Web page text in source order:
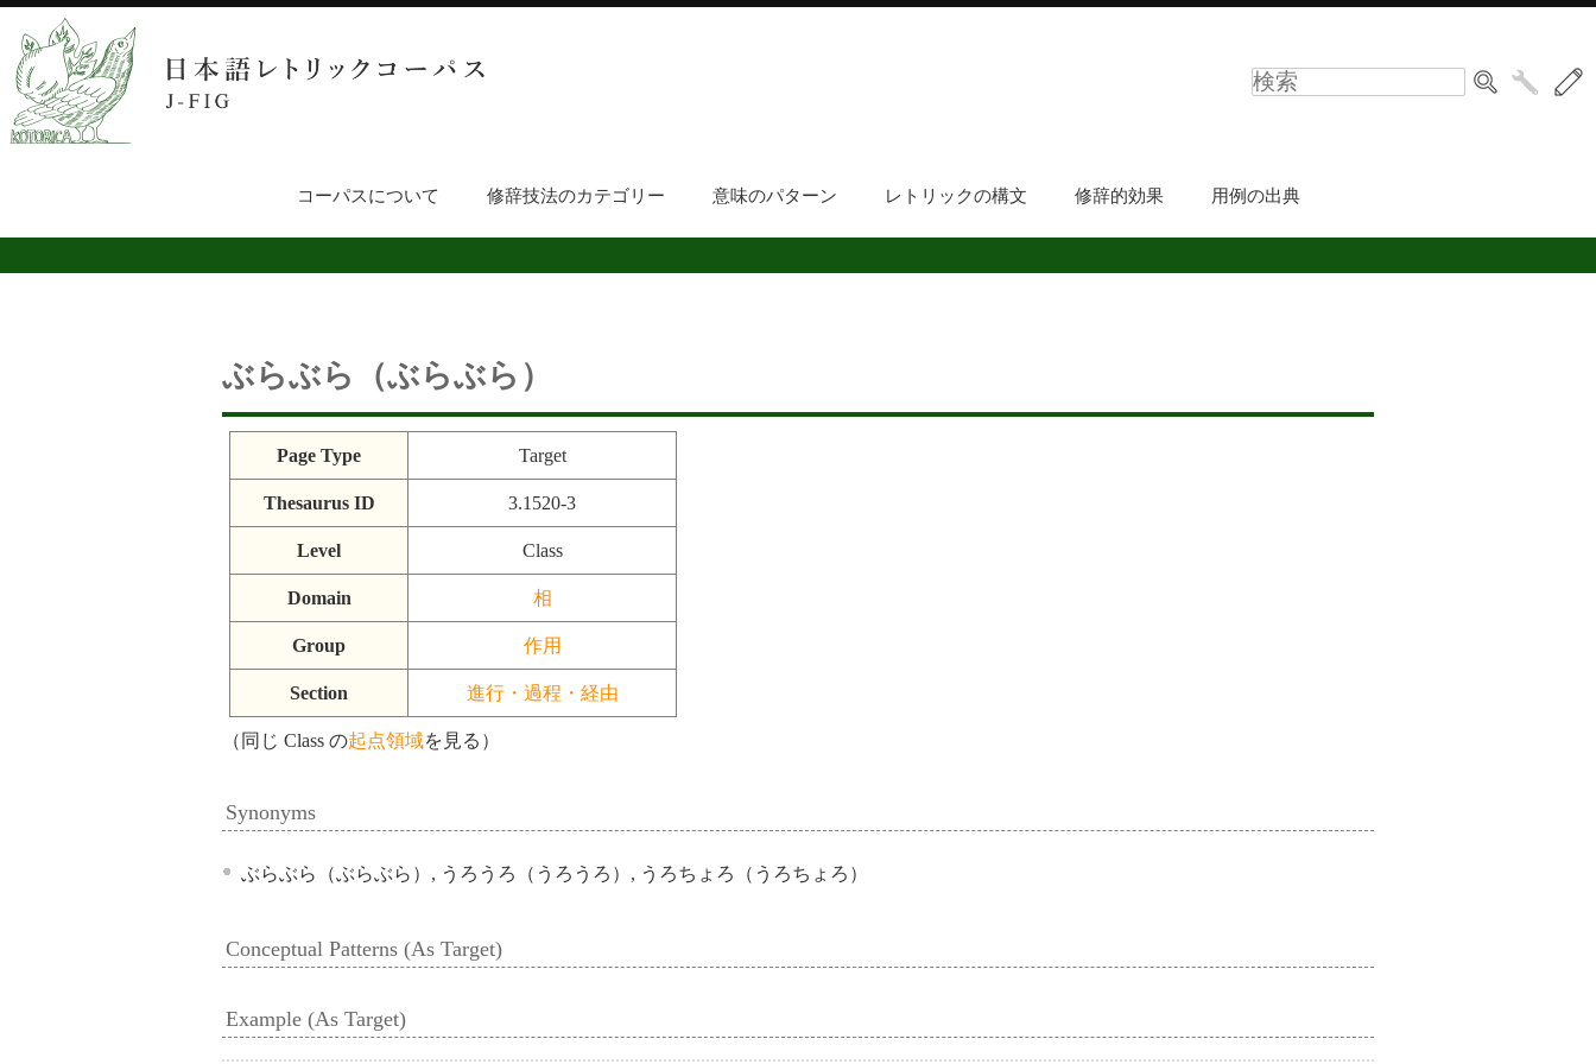
コーパスについて 修辞技法のカテゴリー 意味のパターン レトリックの構文 修辞的効果 用例の出典
ぶらぶら（ぶらぶら）
Page Type Target
Thesaurus ID 3.1520-3
Level Class
Domain 相
Group 作用
Section 進行・過程・経由
（同じ Class の起点領域を見る）
Synonyms
ぶらぶら（ぶらぶら）, うろうろ（うろうろ）, うろちょろ（うろちょろ）
Conceptual Patterns (As Target)
Example (As Target)